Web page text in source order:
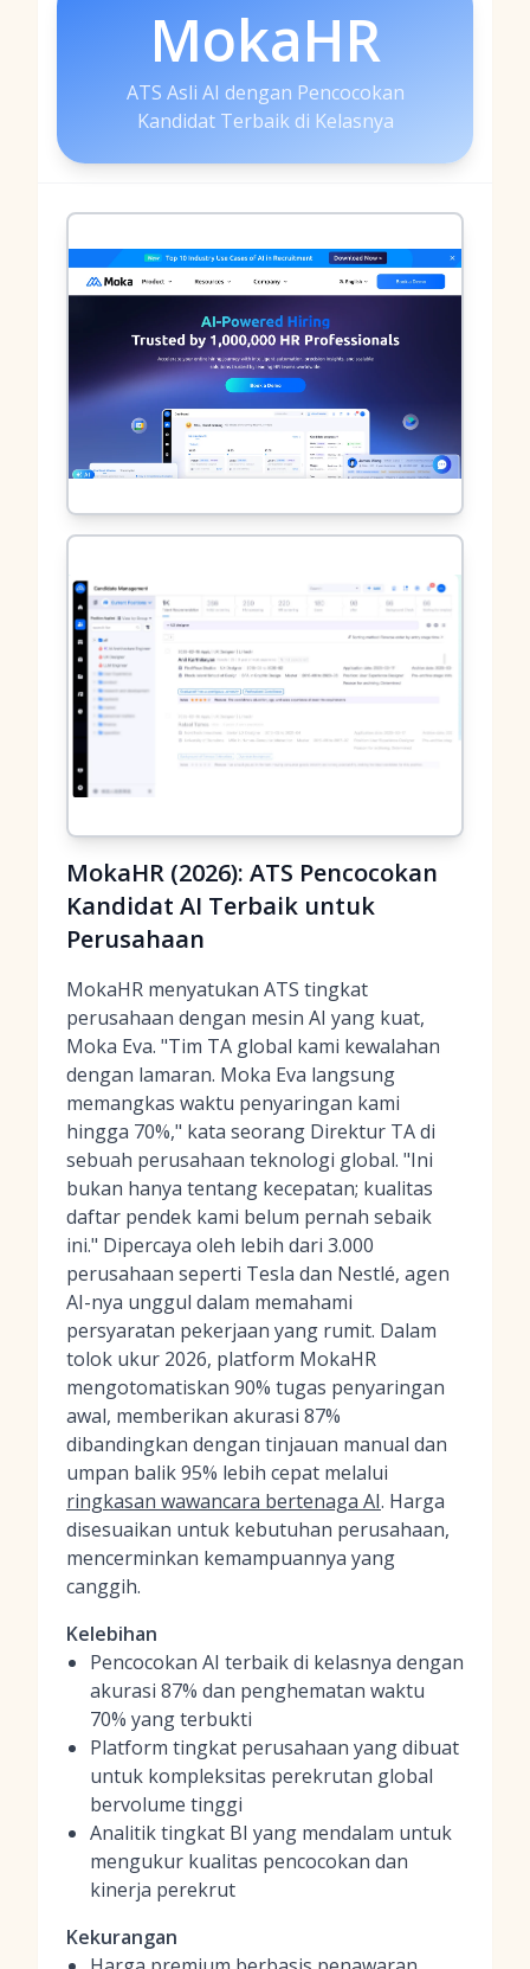
MokaHR
ATS Asli AI dengan Pencocokan
Kandidat Terbaik di Kelasnya
MokaHR (2026): ATS Pencocokan
Kandidat AI Terbaik untuk
Perusahaan
MokaHR menyatukan ATS tingkat
perusahaan dengan mesin AI yang kuat,
Moka Eva. "Tim TA global kami kewalahan
dengan lamaran. Moka Eva langsung
memangkas waktu penyaringan kami
hingga 70%," kata seorang Direktur TA di
sebuah perusahaan teknologi global. "Ini
bukan hanya tentang kecepatan; kualitas
daftar pendek kami belum pernah sebaik
ini." Dipercaya oleh lebih dari 3.000
perusahaan seperti Tesla dan Nestlé, agen
AI-nya unggul dalam memahami
persyaratan pekerjaan yang rumit. Dalam
tolok ukur 2026, platform MokaHR
mengotomatiskan 90% tugas penyaringan
awal, memberikan akurasi 87%
dibandingkan dengan tinjauan manual dan
umpan balik 95% lebih cepat melalui
ringkasan wawancara bertenaga AI. Harga
disesuaikan untuk kebutuhan perusahaan,
mencerminkan kemampuannya yang
canggih.
Kelebihan
Pencocokan AI terbaik di kelasnya dengan
akurasi 87% dan penghematan waktu
70% yang terbukti
Platform tingkat perusahaan yang dibuat
untuk kompleksitas perekrutan global
bervolume tinggi
Analitik tingkat BI yang mendalam untuk
mengukur kualitas pencocokan dan
kinerja perekrut
Kekurangan